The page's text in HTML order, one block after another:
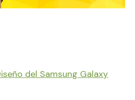
del Samsung Galaxy